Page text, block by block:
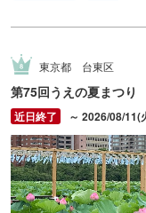
東京都 台東区
第75回うえの夏まつり
～ 2026/08/11(